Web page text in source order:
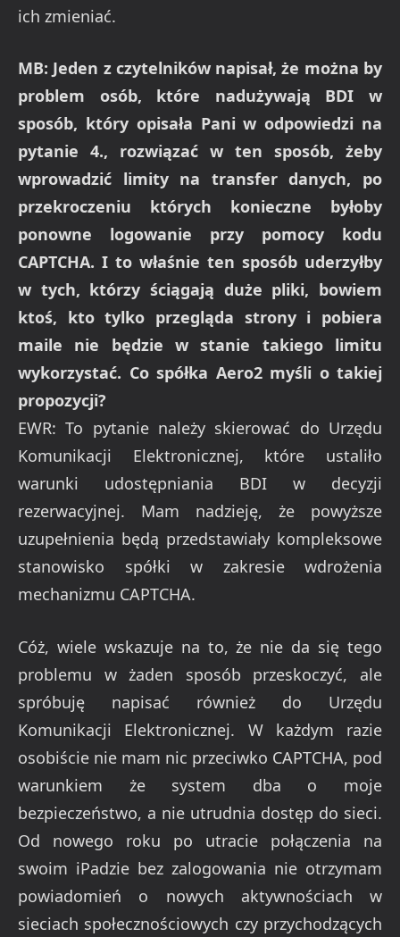
ich zmieniać.
MB: Jeden z czytelników napisał, że można by
problem osób, które nadużywają BDI w
sposób, który opisała Pani w odpowiedzi na
pytanie 4., rozwiązać w ten sposób, żeby
wprowadzić limity na transfer danych, po
przekroczeniu których konieczne byłoby
ponowne logowanie przy pomocy kodu
CAPTCHA. I to właśnie ten sposób uderzyłby
w tych, którzy ściągają duże pliki, bowiem
ktoś, kto tylko przegląda strony i pobiera
maile nie będzie w stanie takiego limitu
wykorzystać. Co spółka Aero2 myśli o takiej
propozycji?
EWR: To pytanie należy skierować do Urzędu
Komunikacji Elektronicznej, które ustaliło
warunki udostępniania BDI w decyzji
rezerwacyjnej. Mam nadzieję, że powyższe
uzupełnienia będą przedstawiały kompleksowe
stanowisko spółki w zakresie wdrożenia
mechanizmu CAPTCHA.
Cóż, wiele wskazuje na to, że nie da się tego
problemu w żaden sposób przeskoczyć, ale
spróbuję napisać również do Urzędu
Komunikacji Elektronicznej. W każdym razie
osobiście nie mam nic przeciwko CAPTCHA, pod
warunkiem że system dba o moje
bezpieczeństwo, a nie utrudnia dostęp do sieci.
Od nowego roku po utracie połączenia na
swoim iPadzie bez zalogowania nie otrzymam
powiadomień o nowych aktywnościach w
sieciach społecznościowych czy przychodzących